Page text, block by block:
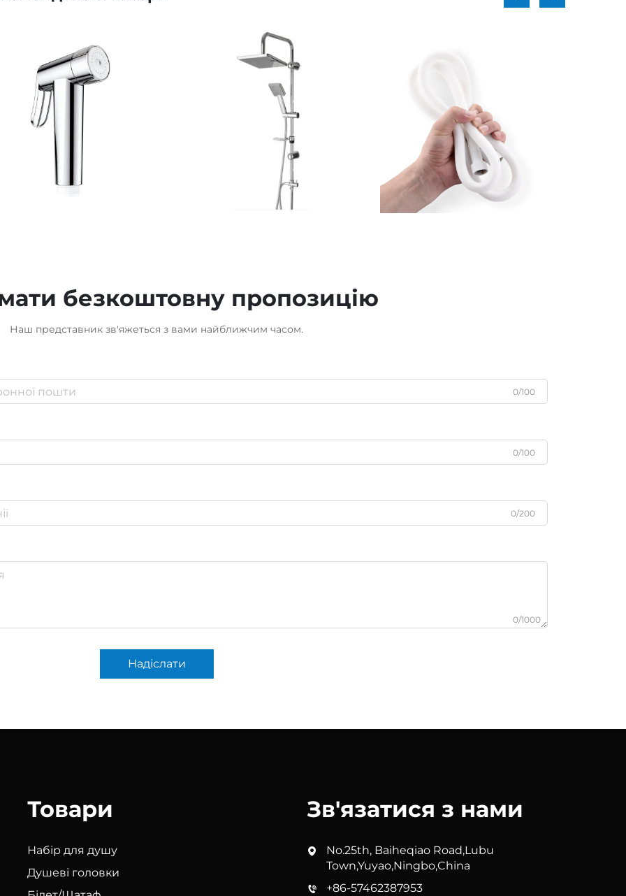
безкоштовну пропозицію
Наш представник зв'яжеться з вами найближчим часом.
0/100
0/100
0/200
0/1000
Надіслати
Товари
Набір для душу
Душеві головки
Зв'язатися з нами
No.25th, Baiheqiao Road,Lubu
Town,Yuyao,Ningbo,China
+86-57462387953